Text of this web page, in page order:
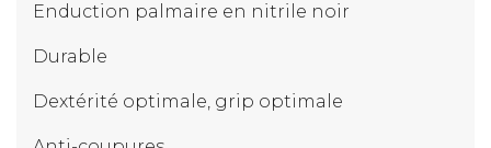
Enduction palmaire en nitrile noir
Durable
Dextérité optimale, grip optimale